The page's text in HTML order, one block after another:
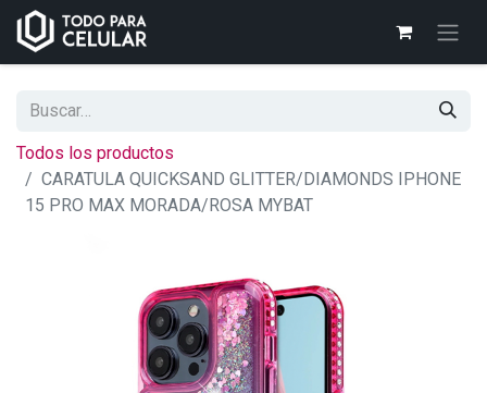
Todos los productos
CARATULA QUICKSAND GLITTER/DIAMONDS IPHONE
15 PRO MAX MORADA/ROSA MYBAT